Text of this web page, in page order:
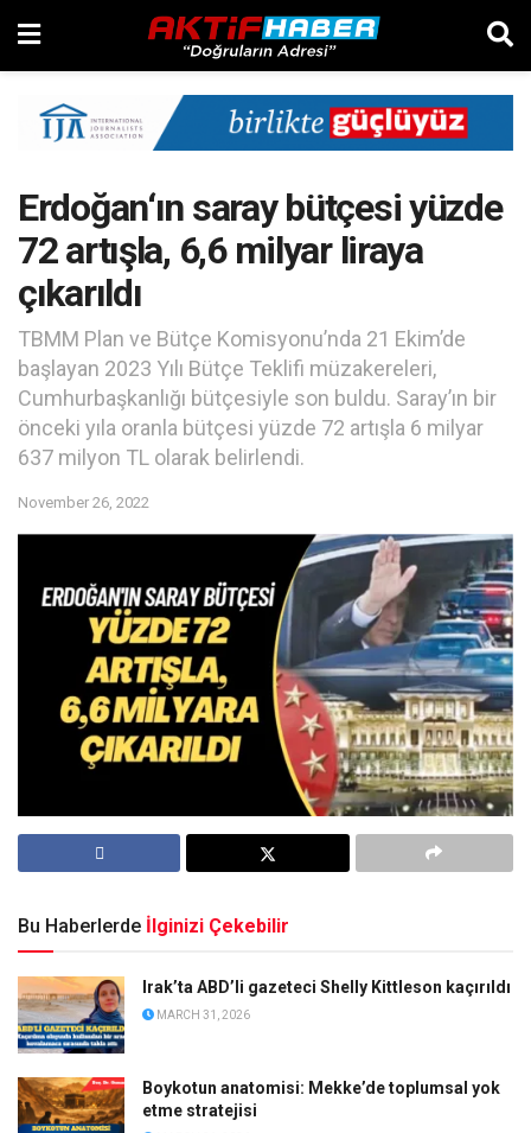
Erdoğan‘ın saray bütçesi yüzde
72 artışla, 6,6 milyar liraya
çıkarıldı
TBMM Plan ve Bütçe Komisyonu’nda 21 Ekim’de
başlayan 2023 Yılı Bütçe Teklifi müzakereleri,
Cumhurbaşkanlığı bütçesiyle son buldu. Saray’ın bir
önceki yıla oranla bütçesi yüzde 72 artışla 6 milyar
637 milyon TL olarak belirlendi.
November 26, 2022
Bu Haberlerde İlginizi Çekebilir
Irak’ta ABD’li gazeteci Shelly Kittleson kaçırıldı
MARCH 31, 2026
Boykotun anatomisi: Mekke’de toplumsal yok
etme stratejisi